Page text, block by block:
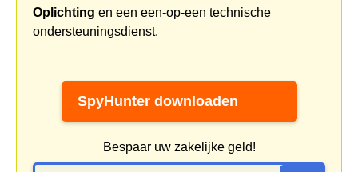
Oplichting en een een-op-een technische
ondersteuningsdienst.
SpyHunter downloaden
Bespaar uw zakelijke geld!